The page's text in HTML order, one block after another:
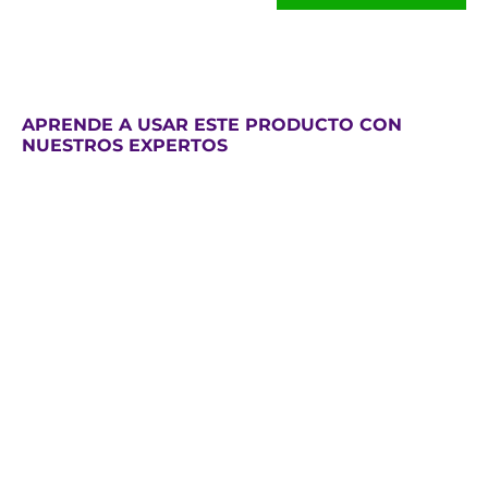
APRENDE A USAR ESTE PRODUCTO CON
NUESTROS EXPERTOS